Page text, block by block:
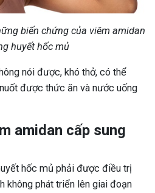
biến chứng của viêm amidan
huyết hốc mủ
nói được, khó thở, có thể
được thức ăn và nước uống
amidan cấp sung
hốc mủ phải được điều trị
không phát triển lên giai đoạn